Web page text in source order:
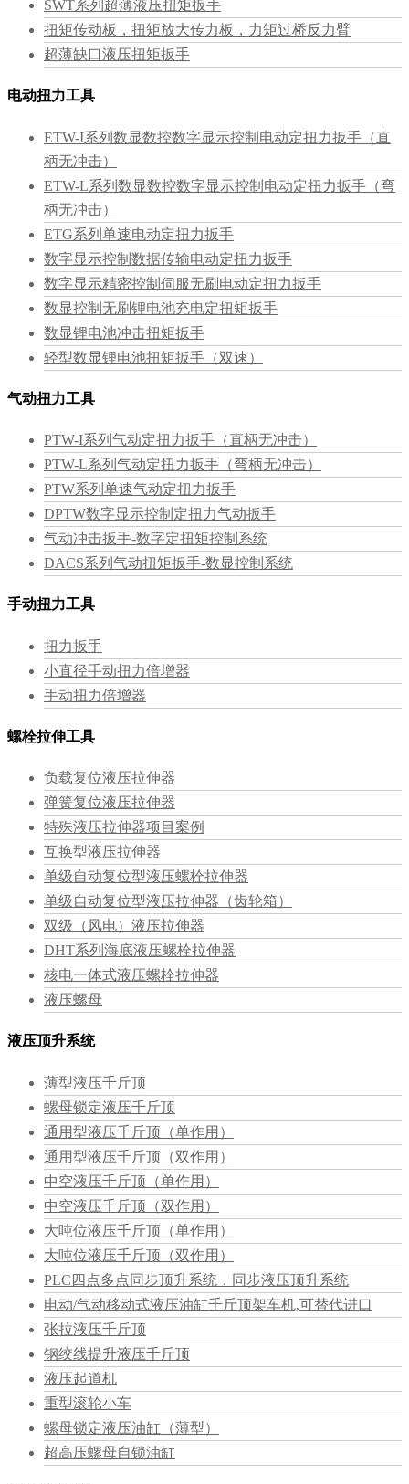
SWT系列超薄液压扭矩扳手
扭矩传动板，扭矩放大传力板，力矩过桥反力臂
超薄缺口液压扭矩扳手
电动扭力工具
ETW-I系列数显数控数字显示控制电动定扭力扳手（直
柄无冲击）
ETW-L系列数显数控数字显示控制电动定扭力扳手（弯
柄无冲击）
ETG系列单速电动定扭力扳手
数字显示控制数据传输电动定扭力扳手
数字显示精密控制伺服无刷电动定扭力扳手
数显控制无刷锂电池充电定扭矩扳手
数显锂电池冲击扭矩扳手
轻型数显锂电池扭矩扳手（双速）
气动扭力工具
PTW-I系列气动定扭力扳手（直柄无冲击）
PTW-L系列气动定扭力扳手（弯柄无冲击）
PTW系列单速气动定扭力扳手
DPTW数字显示控制定扭力气动扳手
气动冲击扳手-数字定扭矩控制系统
DACS系列气动扭矩扳手-数显控制系统
手动扭力工具
扭力扳手
小直径手动扭力倍增器
手动扭力倍增器
螺栓拉伸工具
负载复位液压拉伸器
弹簧复位液压拉伸器
特殊液压拉伸器项目案例
互换型液压拉伸器
单级自动复位型液压螺栓拉伸器
单级自动复位型液压拉伸器（齿轮箱）
双级（风电）液压拉伸器
DHT系列海底液压螺栓拉伸器
核电一体式液压螺栓拉伸器
液压螺母
液压顶升系统
薄型液压千斤顶
螺母锁定液压千斤顶
通用型液压千斤顶（单作用）
通用型液压千斤顶（双作用）
中空液压千斤顶（单作用）
中空液压千斤顶（双作用）
大吨位液压千斤顶（单作用）
大吨位液压千斤顶（双作用）
PLC四点多点同步顶升系统，同步液压顶升系统
电动/气动移动式液压油缸千斤顶架车机,可替代进口
张拉液压千斤顶
钢绞线提升液压千斤顶
液压起道机
重型滚轮小车
螺母锁定液压油缸（薄型）
超高压螺母自锁油缸